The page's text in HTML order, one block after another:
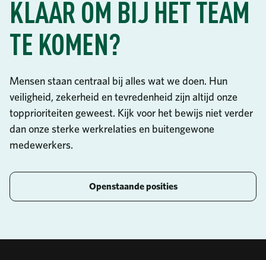
KLAAR OM BIJ HET TEAM
TE KOMEN?
Mensen staan centraal bij alles wat we doen. Hun
veiligheid, zekerheid en tevredenheid zijn altijd onze
topprioriteiten geweest. Kijk voor het bewijs niet verder
dan onze sterke werkrelaties en buitengewone
medewerkers.
Openstaande posities